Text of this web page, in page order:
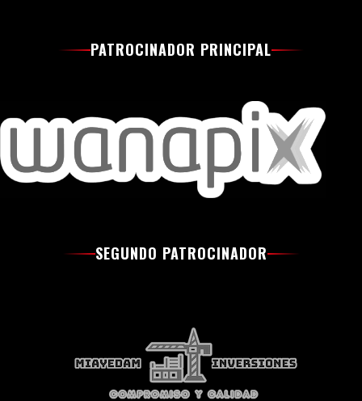
PATROCINADOR PRINCIPAL
SEGUNDO PATROCINADOR